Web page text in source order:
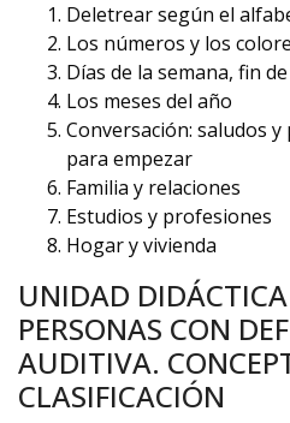
Deletrear según el
Los números y los
Días de la semana, fin
Los meses del año
Conversación: saludos
para empezar
Familia y relaciones
Estudios y profesiones
Hogar y vivienda
UNIDAD
PERSONAS CON
AUDITIVA.
CLASIFICACIÓN